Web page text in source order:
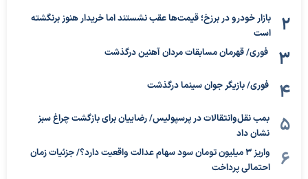
بازار خودرو در برزخ؛ قیمت‌ها عقب نشستند اما خریدار هنوز برنگشته
است
فوری/ قهرمان مسابقات مردان آهنین درگذشت
فوری/ بازیگر جوان سینما درگذشت
بمب نقل‌وانتقالات در پرسپولیس/ رضاییان برای بازگشت چراغ سبز
نشان داد
واریز ۳ میلیون تومان سود سهام عدالت واقعیت دارد؟/ جزئیات زمان
احتمالی پرداخت